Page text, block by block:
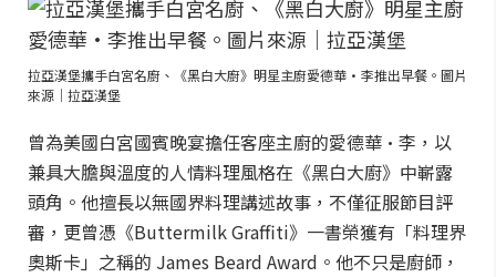
拉亞漢堡攜手白宮名廚、《黑白大廚》明星主廚愛德華·李推出早餐。圖片
來源｜拉亞漢堡
曾為美國白宮國賓晚宴擔任客座主廚的愛德華·李，以
兼具大膽與溫度的人情料理風格在《黑白大廚》中嶄露
頭角。他擅長以無國界料理講述故事，不僅征服節目評
審，更曾憑《Buttermilk Graffiti》一書榮獲有「料理界
奧斯卡」之稱的 James Beard Award。他不只是廚師，